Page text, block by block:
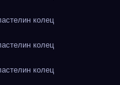
колец
колец
колец